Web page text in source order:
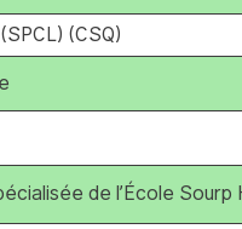
(CSQ)
de l’École Sourp